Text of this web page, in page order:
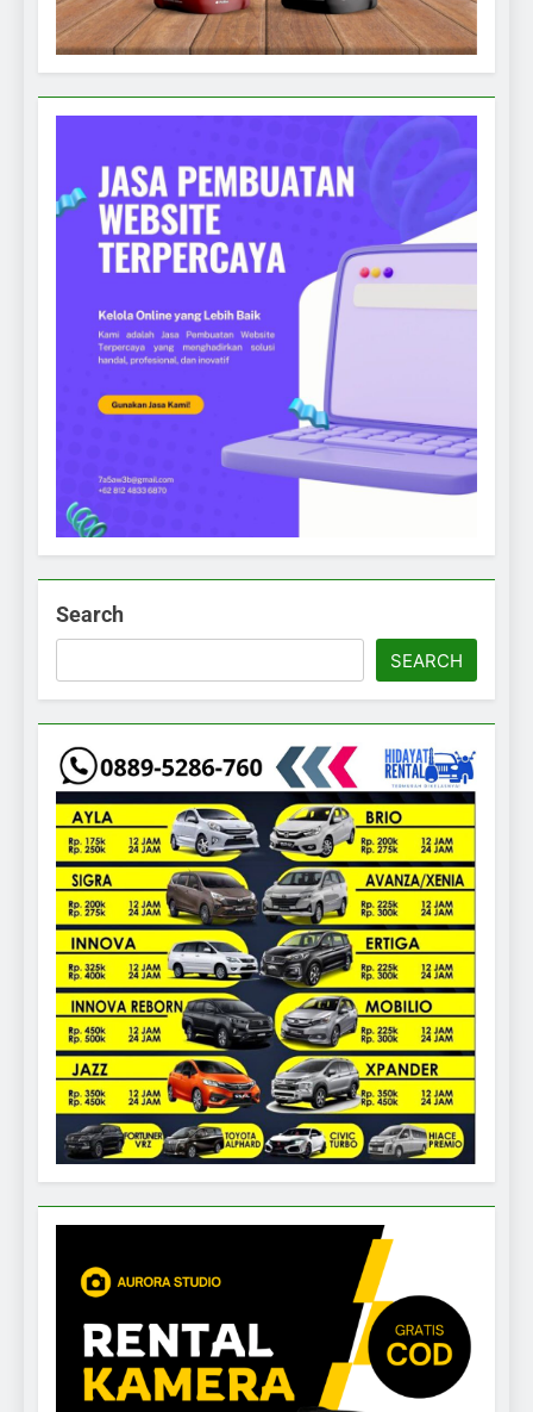
Search
SEARCH